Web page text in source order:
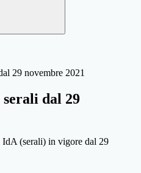
29 novembre 2021
dal 29
(serali) in vigore dal 29